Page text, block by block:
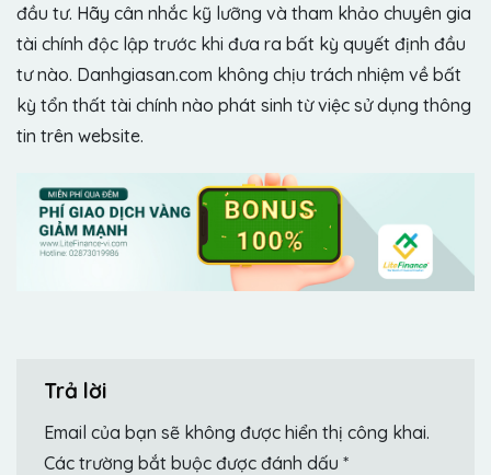
đầu tư. Hãy cân nhắc kỹ lưỡng và tham khảo chuyên gia
tài chính độc lập trước khi đưa ra bất kỳ quyết định đầu
tư nào. Danhgiasan.com không chịu trách nhiệm về bất
kỳ tổn thất tài chính nào phát sinh từ việc sử dụng thông
tin trên website.
Trả lời
Email của bạn sẽ không được hiển thị công khai.
Các trường bắt buộc được đánh dấu *